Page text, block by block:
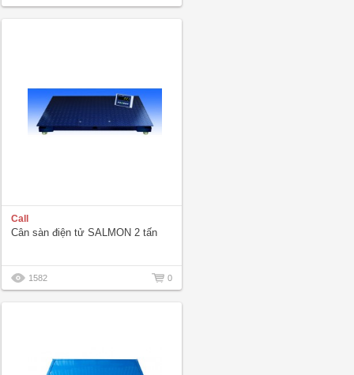
Call
Cân sàn điện tử SALMON 2 tấn
1582 0